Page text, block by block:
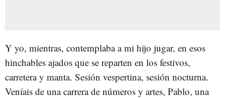
Y yo, mientras, contemplaba a mi hijo jugar, en esos
hinchables ajados que se reparten en los festivos,
carretera y manta. Sesión vespertina, sesión nocturna.
Veníais de una carrera de números y artes, Pablo, una